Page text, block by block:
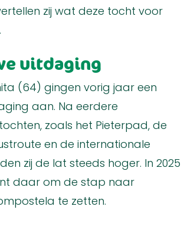
zij wat deze tocht voor
uitdaging
(64) gingen vorig jaar een
aan. Na eerdere
zoals het Pieterpad, de
en de internationale
zij de lat steeds hoger. In 2025
daar om de stap naar
te zetten.